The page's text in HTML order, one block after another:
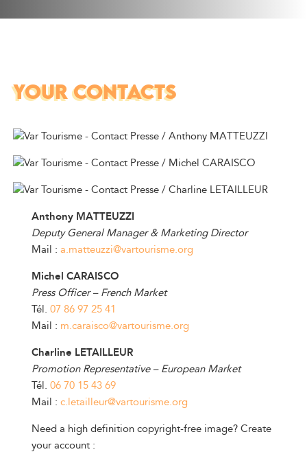
YOUR CONTACTS
Anthony MATTEUZZI
Deputy General Manager & Marketing Director
Mail :a.matteuzzi@vartourisme.org
Michel CARAISCO
Press Officer – French Market
Tél.07 86 97 25 41
Mail : m.caraisco@vartourisme.org
Charline LETAILLEUR
Promotion Representative – European Market
Tél.06 70 15 43 69
Mail :c.letailleur@vartourisme.org
Need a high definition copyright-free image? Create
your account :